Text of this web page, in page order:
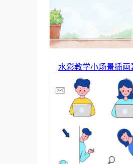
水彩教学小场景插画